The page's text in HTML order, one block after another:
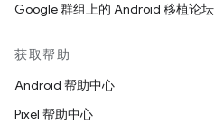
Google 群组上的 Android 移植论坛
获取帮助
Android 帮助中心
Pixel 帮助中心